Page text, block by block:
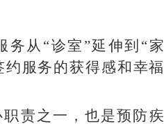
务从“诊室”延伸到“家
服务的获得感和幸福
责之一，也是预防疾